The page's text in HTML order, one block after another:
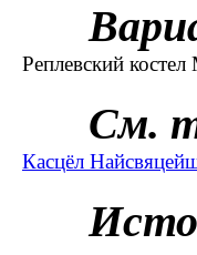
Реплевский
См.
Касцёл